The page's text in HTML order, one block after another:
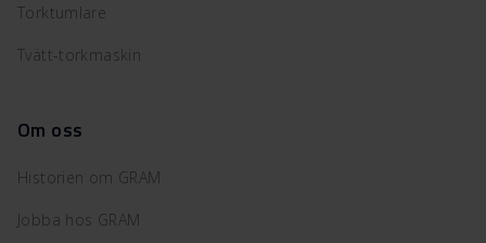
Torktumlare
Tvätt-torkmaskin
Om oss
Historien om GRAM
Jobba hos GRAM